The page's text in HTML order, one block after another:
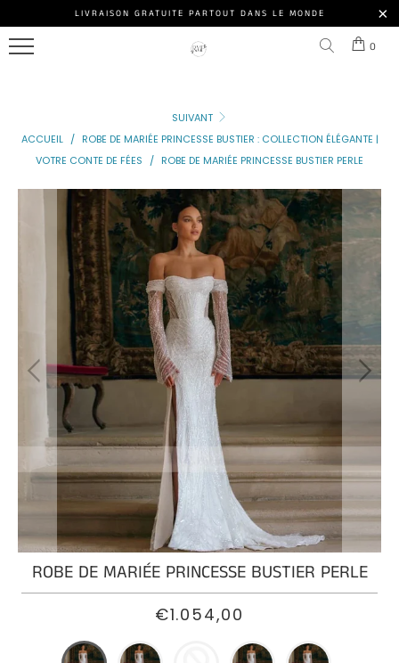
LIVRAISON GRATUITE PARTOUT DANS LE MONDE
Menu
ROBE
DE
MARIÉE
PRINCESSE
PAILLETTE
ROBE
MARIÉE
PRINCESSE
LUXE
ROBE
DE
MARIÉE
SIRÈNE
PRINCESSE
ROBE
DE
MARIÉE
ACCESSOIRE
CLIENTES
Connexion
S'inscrire
0
SUIVANT
ACCUEIL / ROBE DE MARIÉE PRINCESSE BUSTIER : COLLECTION ÉLÉGANTE |
VOTRE CONTE DE FÉES
/ ROBE DE MARIÉE PRINCESSE BUSTIER PERLE
ROBE DE MARIÉE PRINCESSE BUSTIER PERLE
€1.054,00